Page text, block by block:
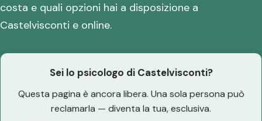
costa e quali opzioni hai a disposizione a
Castelvisconti e online.
Sei lo psicologo di Castelvisconti?
Questa pagina è ancora libera. Una sola persona può
reclamarla — diventa la tua, esclusiva.